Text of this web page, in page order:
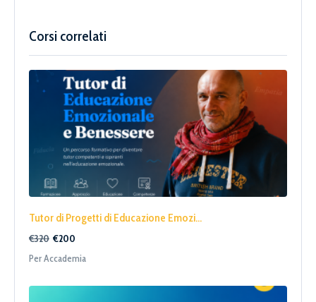
Corsi correlati
Tutor di Progetti di Educazione Emozi...
€320 €200
Per Accademia